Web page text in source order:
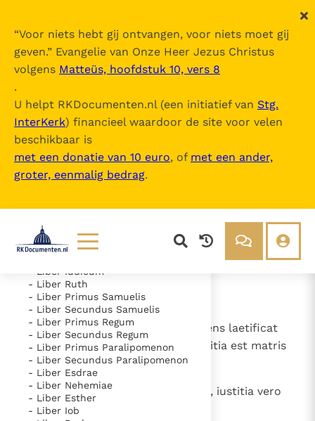
“Voor niets hebt gij ontvangen, voor niets moet gij
geven.” Evangelie van Onze Heer Jezus Christus
volgens Matteüs, hoofdstuk 10, vers 8
.
U helpt RKDocumenten.nl (een initiatief van Stg.
InterKerk) financieel waardoor de site voor velen
beschikbaar is
met een donatie van 10 euro, of met een ander,
groter, eenmalig bedrag.
Lezen
Documenten
Bijbel
Thema’s
Berichten
Denzinger
Over ons
Nieuwsbrief
Nieuwste Documenten
Nova Vulgata
Inhoudsopgave
uitklappen
- Vetus Testamentum
- Liber Exodus
- Liber Numeri
- Liber Deuteronomii
- Liber Iudicum
- Liber Ruth
- Liber Primus Samuelis
- Liber Secundus Samuelis
- Liber Primus Regum
- Liber Secundus Regum
- Liber Primus Paralipomenon
- Liber Secundus Paralipomenon
- Liber Esdrae
- Liber Nehemiae
- Liber Esther
- Liber Iob
- Caput 10
Parabolae Salomonis. Filius sapiens laetificat
patrem, filius vero stultus maestitia est matris
suae.
Nil proderunt thesauri impietatis, iustitia vero
liberabit a morte.